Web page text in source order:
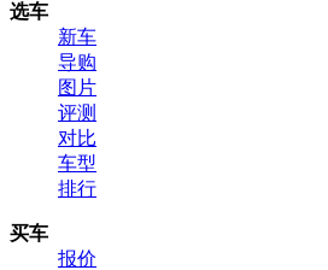
选车
新车
导购
图片
评测
对比
车型
排行
买车
报价